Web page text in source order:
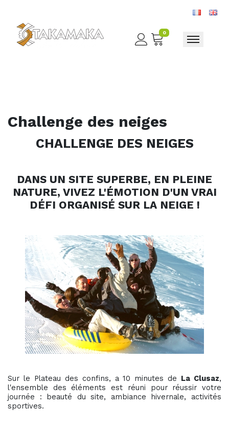
0
Toggle
Challenge des neiges
CHALLENGE DES NEIGES
DANS UN SITE SUPERBE, EN PLEINE
NATURE, VIVEZ L'ÉMOTION D'UN VRAI
DÉFI ORGANISÉ SUR LA NEIGE !
Sur le Plateau des confins, a 10 minutes de La Clusaz,
l'ensemble des éléments est réuni pour réussir votre
journée : beauté du site, ambiance hivernale, activités
sportives.